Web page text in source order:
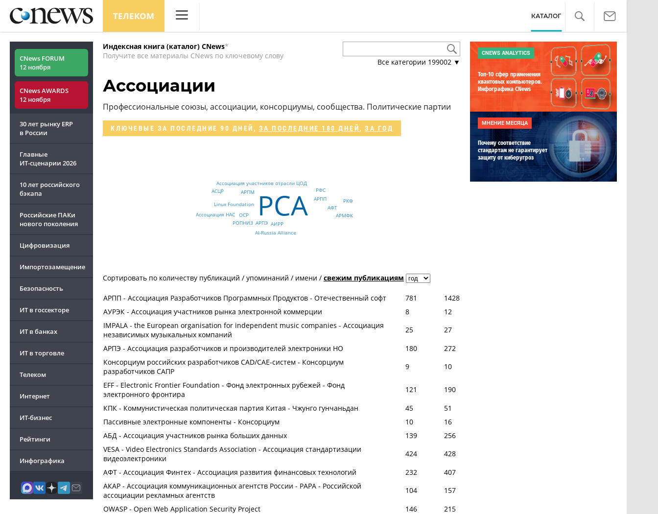
ТЕЛЕКОМ
Аналитика
Маркет
Техника
ТВ
КАТАЛОГ
CNews FORUM
12 ноября
CNews AWARDS
12 ноября
30 лет рынку ERP
в России
Главные
ИТ-сценарии 2026
10 лет российского
бэкапа
Российские ПАКи
нового поколения
Цифровизация
Импортозамещение
Безопасность
ИТ в госсекторе
ИТ в банках
ИТ в торговле
Телеком
Интернет
ИТ-бизнес
Рейтинги
Инфографика
Индексная книга (каталог) CNews*
Получите все материалы CNews по ключевому слову
Все категории 199002 ▼
Ассоциации
Профессиональные союзы, ассоциации, консорциумы, сообщества. Политические партии
КЛЮЧЕВЫЕ ЗА ПОСЛЕДНИЕ 90 ДНЕЙ , ЗА ПОСЛЕДНИЕ 180 ДНЕЙ, ЗА ГОД
РСА АРПП
АРПМ
АФТ
Linux Foundation
АРПЭ
РФС
OCP
Ассоциация участников отрасли ЦОД
АИРР
РКФ
Ассоциация НАС
AI-Russia Alliance
РОПНИЗ
АСЦР
АРМФК
Сортировать по количеству публикаций / упоминаний / имени / свежим публикациям
АРПП - Ассоциация Разработчиков Программных Продуктов - Отечественный софт 781
1428
АУРЭК - Ассоциация участников рынка электронной коммерции
8
12
IMPALA - the European organisation for independent music companies - Ассоциация
независимых музыкальных компаний
25
27
АРПЭ - Ассоциация разработчиков и производителей электроники НО
180
272
Консорциум российских разработчиков CAD/CАЕ-систем - Консорциум
разработчиков САПР
9
10
EFF - Electronic Frontier Foundation - Фонд электронных рубежей - Фонд
электронного фронтира
121
190
КПК - Коммунистическая политическая партия Китая - Чжунго гунчаньдан
45
51
Пассивные электронные компоненты - Консорциум
10
16
АБД - Ассоциация участников рынка больших данных
139
256
VESA - Video Electronics Standards Association - Ассоциация стандартизации
видеоэлектроники
424
428
АФТ - Ассоциация Финтех - Ассоциация развития финансовых технологий
232
407
АКАР - Ассоциация коммуникационных агентств России - РАРА - Российской
ассоциации рекламных агентств
104
157
OWASP - Open Web Application Security Project
146
215
CNEWS ANALYTICS
Топ-10 сфер применения
квантовых компьютеров.
Инфографика CNews
МНЕНИЕ МЕСЯЦА
Почему соответствие
стандартам не гарантирует
защиту от киберугроз